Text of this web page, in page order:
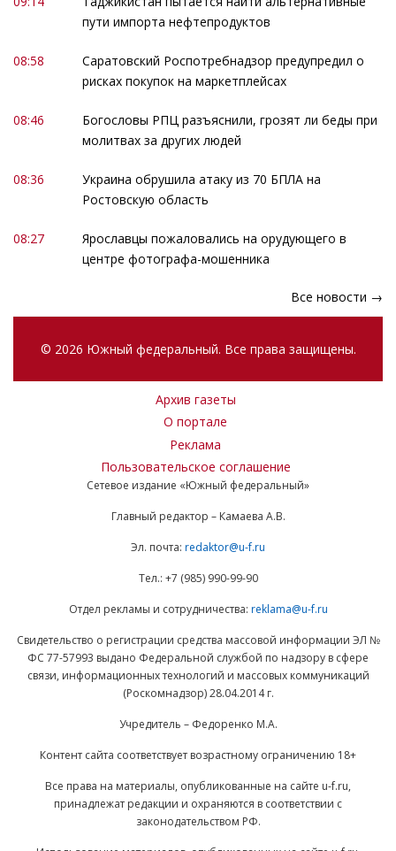
пути импорта нефтепродуктов
08:58
Саратовский Роспотребнадзор предупредил о
рисках покупок на маркетплейсах
08:46
Богословы РПЦ разъяснили, грозят ли беды при
молитвах за других людей
08:36
Украина обрушила атаку из 70 БПЛА на
Ростовскую область
08:27
Ярославцы пожаловались на орудующего в
центре фотографа-мошенника
Все новости →
© 2026 Южный федеральный. Все права защищены.
Архив газеты
О портале
Реклама
Пользовательское соглашение
Сетевое издание «Южный федеральный»
Главный редактор – Камаева А.В.
Эл. почта: redaktor@u-f.ru
Тел.: +7 (985) 990-99-90
Отдел рекламы и сотрудничества: reklama@u-f.ru
Свидетельство о регистрации средства массовой информации ЭЛ №
ФС 77-57993 выдано Федеральной службой по надзору в сфере
связи, информационных технологий и массовых коммуникаций
(Роскомнадзор) 28.04.2014 г.
Учредитель – Федоренко М.А.
Контент сайта соответствует возрастному ограничению 18+
Все права на материалы, опубликованные на сайте u-f.ru,
принадлежат редакции и охраняются в соответствии с
законодательством РФ.